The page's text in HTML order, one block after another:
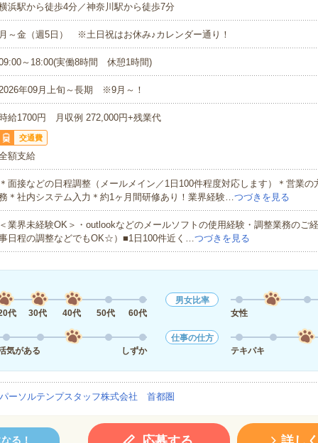
浜駅から徒歩4分／神奈川駅から徒歩7分
～金（週5日） ※土日祝はお休み♪カレンダー通り！
～18:00(実働8時間 休憩1時間)
年09月上旬～長期 ※9月～！
給1700円 月収例 272,000円+残業代
交通費
額支給
面接などの日程調整（メールメイン／1日100件程度対応します）＊営業の
＊社内システム入力＊約1ヶ月間研修あり！業界経験…つづきを見る
業界未経験OK＞・outlookなどのメールソフトの使用経験・調整業務のご
日程の調整などでもOK☆）■1日100件近く…つづきを見る
代 30代 40代 50代 60代
男女比率
女性
気がある しずか
仕事の仕方
テキパキ
パーソルテンプスタッフ株式会社 首都圏
る！